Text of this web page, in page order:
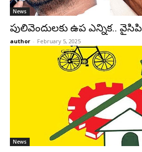
News
పులివెందులకు ఉప ఎన్నిక..
author - February 5, 2025
News